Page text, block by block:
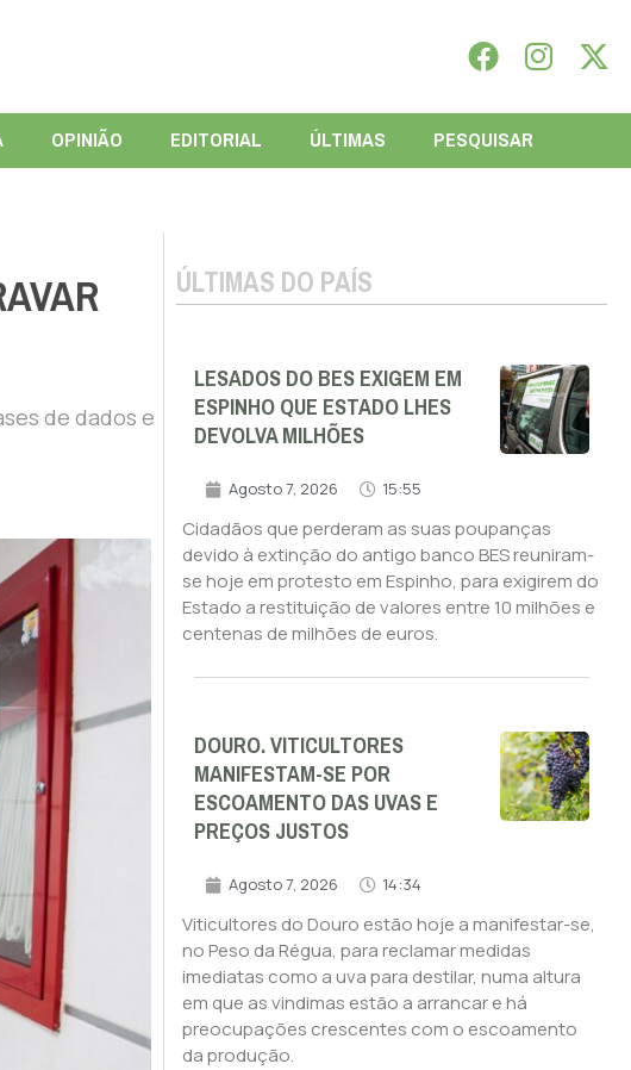
OPINIÃO EDITORIAL ÚLTIMAS PESQUISAR
de dados e
ÚLTIMAS DO PAÍS
LESADOS DO BES EXIGEM EM
ESPINHO QUE ESTADO LHES
DEVOLVA MILHÕES
Agosto 7, 2026 15:55
Cidadãos que perderam as suas poupanças
devido à extinção do antigo banco BES reuniram-
se hoje em protesto em Espinho, para exigirem do
Estado a restituição de valores entre 10 milhões e
centenas de milhões de euros.
DOURO. VITICULTORES
MANIFESTAM-SE POR
ESCOAMENTO DAS UVAS E
PREÇOS JUSTOS
Agosto 7, 2026 14:34
Viticultores do Douro estão hoje a manifestar-se,
no Peso da Régua, para reclamar medidas
imediatas como a uva para destilar, numa altura
em que as vindimas estão a arrancar e há
preocupações crescentes com o escoamento
da produção.